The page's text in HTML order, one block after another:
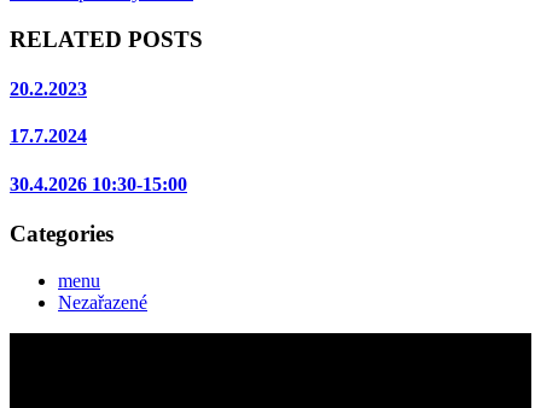
RELATED POSTS
20.2.2023
17.7.2024
30.4.2026 10:30-15:00
Categories
menu
Nezařazené